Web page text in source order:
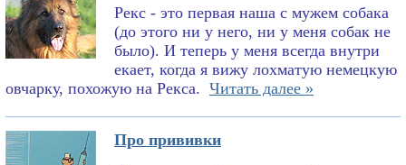
Рекс - это первая наша с мужем собака
(до этого ни у него, ни у меня собак не
было). И теперь у меня всегда внутри
екает, когда я вижу лохматую немецкую
овчарку, похожую на Рекса. Читать далее »
Про прививки